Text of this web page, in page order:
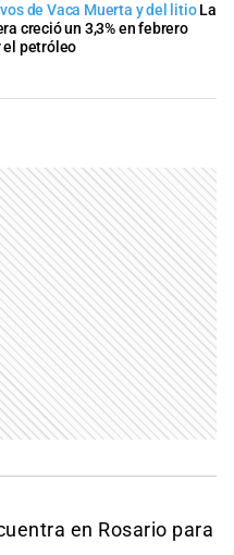
de Vaca Muerta y del litio La
creció un 3,3% en febrero
el petróleo
en Rosario para